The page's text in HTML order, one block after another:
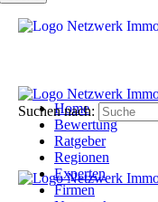
Home
Bewertung
Ratgeber
Regionen
Experten
Firmen
Suchen nach: